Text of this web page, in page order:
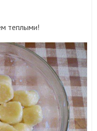
теплыми!